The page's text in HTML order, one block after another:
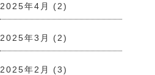
2025年4月 (2)
2025年3月 (2)
2025年2月 (3)